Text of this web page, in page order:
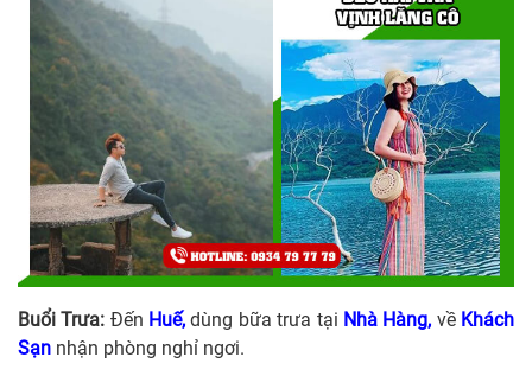
Buổi Trưa: Đến Huế, dùng bữa trưa tại Nhà Hàng, về Khách
Sạn nhận phòng nghỉ ngơi.